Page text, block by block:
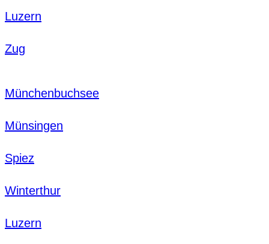
Luzern
Zug
Münchenbuchsee
Münsingen
Spiez
Winterthur
Luzern